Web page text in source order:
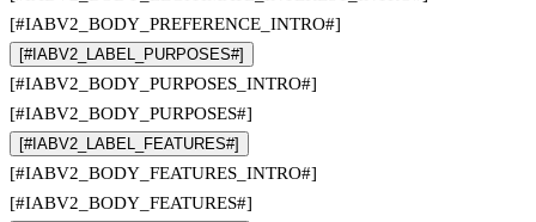
[#IABV2_BODY_PREFERENCE_INTRO#]
[#IABV2_LABEL_PURPOSES#]
[#IABV2_BODY_PURPOSES_INTRO#]
[#IABV2_BODY_PURPOSES#]
[#IABV2_LABEL_FEATURES#]
[#IABV2_BODY_FEATURES_INTRO#]
[#IABV2_BODY_FEATURES#]